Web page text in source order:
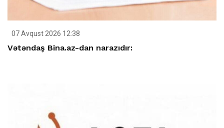
07 Avqust 2026 12:38
Vətəndaş Bina.az-dan narazıdır: